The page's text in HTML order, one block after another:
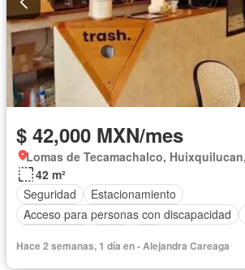
$ 42,000 MXN/mes
Lomas de Tecamachalco,
42 m²
Seguridad
Estacionamiento
Acceso para personas con discapacidad
Hace 2 semanas, 1 día en - Alejandra Careaga